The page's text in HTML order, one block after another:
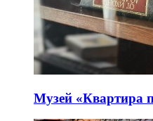
Музей «Квартира